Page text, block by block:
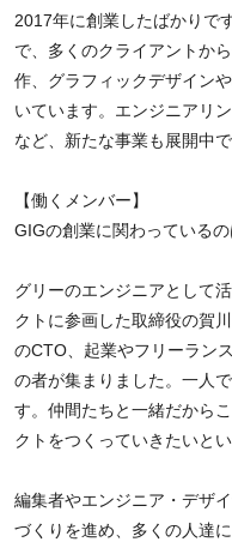
2017年に創業したばかりで
で、多くのクライアントか
作、グラフィックデザイン
いています。エンジニアリ
など、新たな事業も展開中で
【働くメンバー】
GIGの創業に関わっている
グリーのエンジニアとして
クトに参画した取締役の賀
のCTO、起業やフリーラン
の者が集まりました。一人
す。仲間たちと一緒だから
クトをつくっていきたいと
編集者やエンジニア・デザ
づくりを進め、多くの人達